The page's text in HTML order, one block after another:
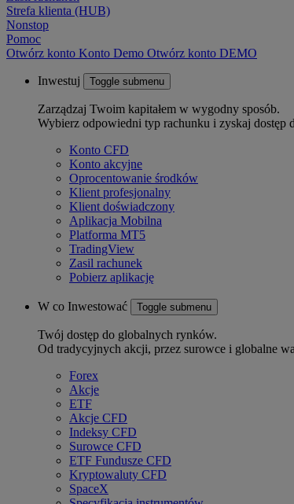
Strefa klienta (HUB)
Nonstop
Pomoc
Otwórz konto Konto Demo Otwórz konto DEMO
Inwestuj Toggle submenu
Zarządzaj Twoim kapitałem w wygodny sposób.
Wybierz odpowiedni typ rachunku i zyskaj dostęp
Konto CFD
Konto akcyjne
Oprocentowanie środków
Klient profesjonalny
Klient doświadczony
Aplikacja Mobilna
Platforma MT5
TradingView
Zasil rachunek
Pobierz aplikację
W co Inwestować Toggle submenu
Twój dostęp do globalnych rynków.
Od tradycyjnych akcji, przez surowce i globalne
Forex
Akcje
ETF
Akcje CFD
Indeksy CFD
Surowce CFD
ETF Fundusze CFD
Kryptowaluty CFD
SpaceX